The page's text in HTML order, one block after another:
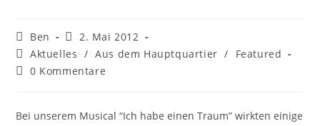
Ben
2. Mai 2012
Aktuelles / Aus dem Hauptquartier /
Featured
0 Kommentare
Bei unserem Musical “Ich habe einen Traum” wirkten einige